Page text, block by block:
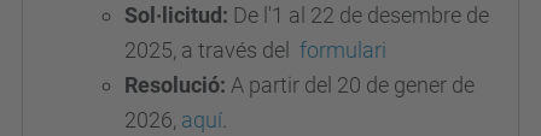
Sol·licitud: De l'1 al 22 de desembre de
2025, a través del formulari
Resolució: A partir del 20 de gener de
2026, aquí